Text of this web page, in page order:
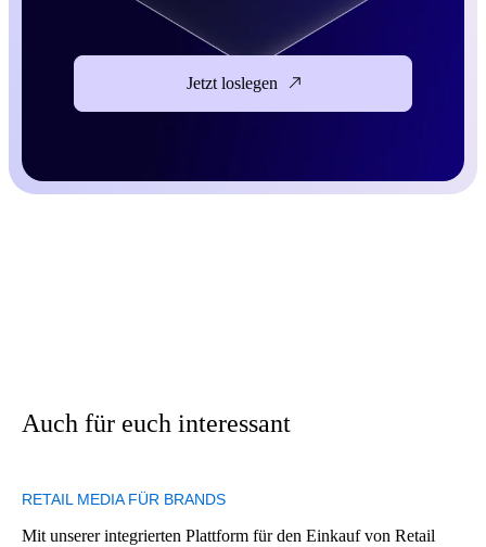
Jetzt loslegen
Auch für euch interessant
RETAIL MEDIA FÜR BRANDS
Mit unserer integrierten Plattform für den Einkauf von Retail